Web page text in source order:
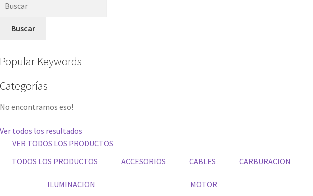
Buscar
Popular Keywords
Categorías
No encontramos eso!
Ver todos los resultados
VER TODOS LOS PRODUCTOS
TODOS LOS PRODUCTOS
ACCESORIOS CABLES CARBURACION
ILUMINACION MOTOR